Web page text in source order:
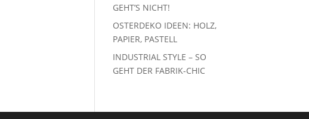
GEHT’S NICHT!
OSTERDEKO IDEEN: HOLZ,
PAPIER, PASTELL
INDUSTRIAL STYLE – SO
GEHT DER FABRIK-CHIC